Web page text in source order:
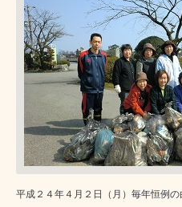
平成２４年４月２日（月）毎年恒例の